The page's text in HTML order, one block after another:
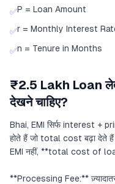
✅P = Loan Amount
✅r = Monthly Interest
✅n = Tenure in Months
₹2.5 Lakh Loan
देखने चाहिए?
Bhai, EMI सिर्फ interest +
होते हैं जो total cost बढ़ा देते
EMI नहीं, **total cost of
**Processing Fee:**